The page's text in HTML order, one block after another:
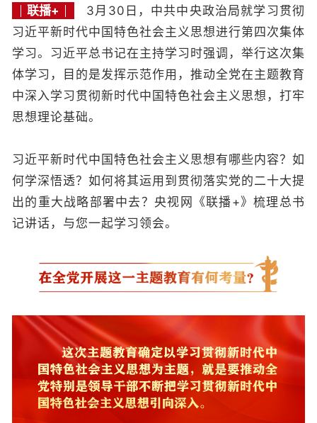
联播+
3月30日，中共中央政治局就学习贯彻
习近平新时代中国特色社会主义思想进行第四次集体
学习。习近平总书记在主持学习时强调，举行这次集
体学习，目的是发挥示范作用，推动全党在主题教育
中深入学习贯彻新时代中国特色社会主义思想，打牢
思想理论基础。
习近平新时代中国特色社会主义思想有哪些内容？如
何学深悟透？如何将其运用到贯彻落实党的二十大提
出的重大战略部署中去？央视网《联播+》梳理总书
记讲话，与您一起学习领会。